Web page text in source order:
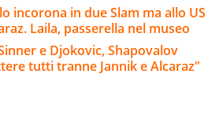
incorona in due Slam ma allo US
Laila, passerella nel museo
e Djokovic, Shapovalov
tutti tranne Jannik e Alcaraz"